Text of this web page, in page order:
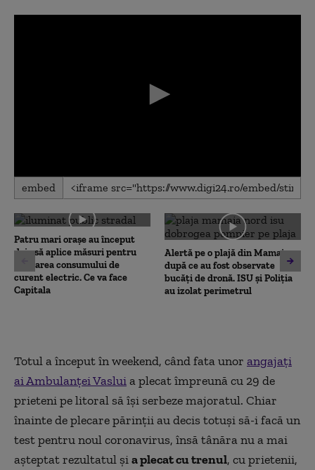
0
seconds
0
seconds
embed
Patru mari orașe au început
deja să aplice măsuri pentru
limitarea consumului de
curent electric. Ce va face
Capitala
Alertă pe o plajă din Mamaia,
după ce au fost observate
bucăți de dronă. ISU și Poliția
au izolat perimetrul
Totul a început în weekend, când fata unor angajați
ai Ambulanței Vasluia plecat împreună cu 29 de
prieteni pe litoral să își serbeze majoratul. Chiar
înainte de plecare părinții au decis totuși să-i facă un
test pentru noul coronavirus, însă tânăra nu a mai
așteptat rezultatul șia plecat cu trenul, cu prietenii,